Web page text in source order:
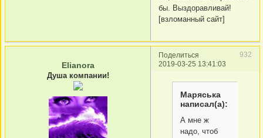
бы. Выздоравливай!
[взломанный сайт]
Поделиться
932
2019-03-25 13:41:03
Elianora
Душа компании!
Маряська
написал(а):
А мне ж
надо, чтоб